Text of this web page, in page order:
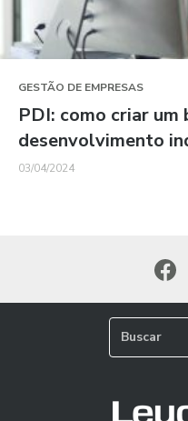
GESTÃO DE EMPRESAS
PDI: como criar um
desenvolvimento
03/04/2024